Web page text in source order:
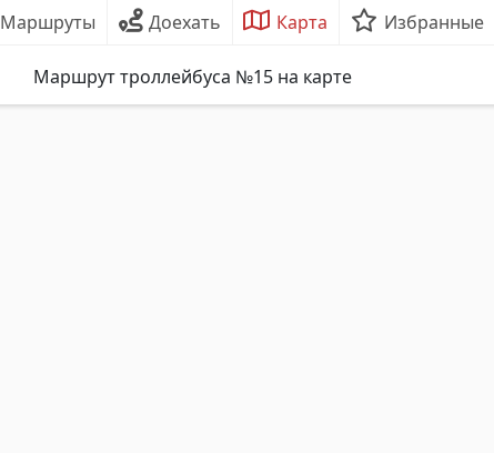
Маршруты Доехать Карта Избранные
Маршрут троллейбуса №15 на карте